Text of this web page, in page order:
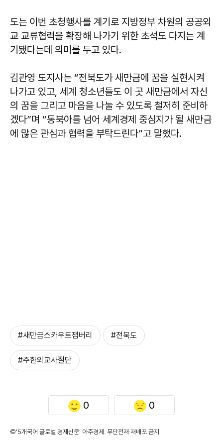
도는 이번 초청행사를 계기로 지방정부 차원의 공공외
교 교류협력을 확장해 나가기 위한 초석도 다지는 계
기됐다는데 의미를 두고 있다.
김관영 도지사는 “전북도가 새만금에 꿈을 실현시켜
나가고 있고, 세계 청소년들도 이 곳 새만금에서 자신
의 꿈을 그리고 마음을 나눌 수 있도록 철저히 준비하
겠다”며 “동북아를 넘어 세계경제 중심지가 될 새만금
에 많은 관심과 협력을 부탁드린다”고 말했다.
#새만금스카우트잼버리 #전북도
#주한외교사절단
0 0
©'5개국어 글로벌 경제신문' 아주경제. 무단전재·재배포 금지